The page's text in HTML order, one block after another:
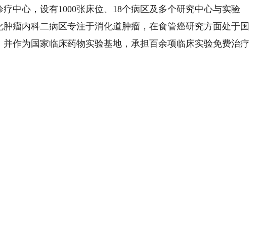
中心，设有1000张床位、18个病区及多个研究中心与实验
瘤内科二病区专注于消化道肿瘤，在食管癌研究方面处于国
作为国家临床药物实验基地，承担百余项临床实验免费治疗